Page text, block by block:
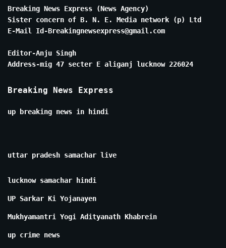
Breaking News Express (News Agency)
Sister concern of B. N. E. Media network (p) Ltd
E-Mail Id-Breakingnewsexpress@gmail.com
Editor-Anju Singh
Address-mig 47 secter E aliganj lucknow 226024
Breaking News Express
up breaking news in hindi
uttar pradesh samachar live
lucknow samachar hindi
UP Sarkar Ki Yojanayen
Mukhyamantri Yogi Adityanath Khabrein
up crime news